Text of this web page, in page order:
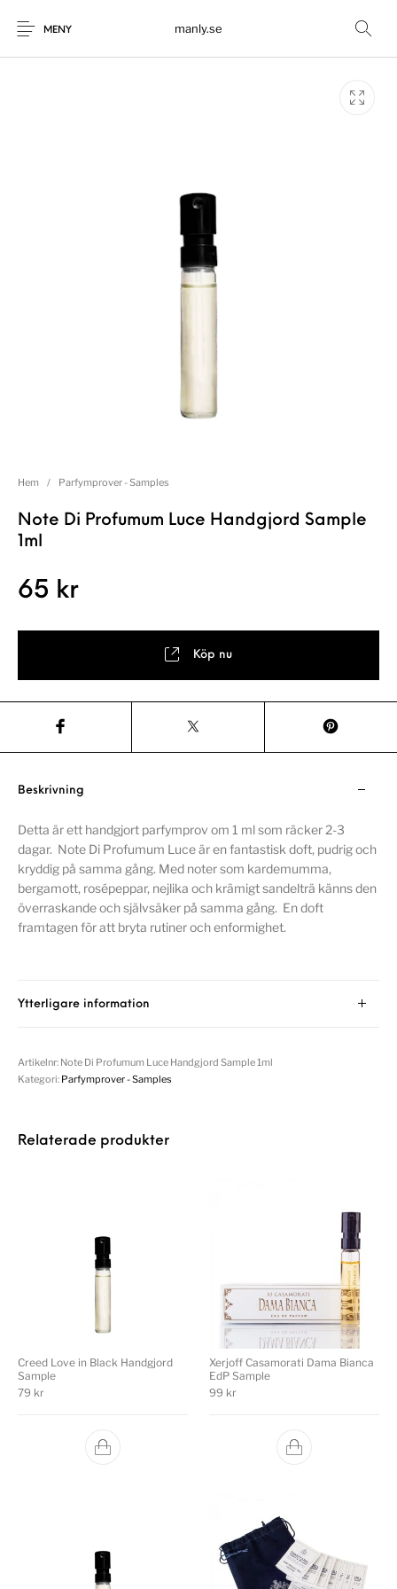
MENY manly.se
Hem / Parfymprover - Samples
Note Di Profumum Luce Handgjord Sample
1ml
65 kr
Köp nu
Beskrivning
Detta är ett handgjort parfymprov om 1 ml som räcker 2-3
dagar. Note Di Profumum Luce är en fantastisk doft, pudrig och
kryddig på samma gång. Med noter som kardemumma,
bergamott, rosépeppar, nejlika och krämigt sandelträ känns den
överraskande och självsäker på samma gång. En doft
framtagen för att bryta rutiner och enformighet.
Ytterligare information
Artikelnr: Note Di Profumum Luce Handgjord Sample 1ml
Kategori: Parfymprover - Samples
Relaterade produkter
Creed Love in Black Handgjord
Sample
79 kr
Xerjoff Casamorati Dama Bianca
EdP Sample
99 kr